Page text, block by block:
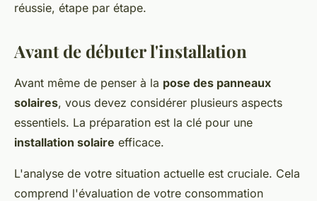
réussie, étape par étape.
Avant de débuter l'installation
Avant même de penser à la pose des panneaux
solaires, vous devez considérer plusieurs aspects
essentiels. La préparation est la clé pour une
installation solaire efficace.
L'analyse de votre situation actuelle est cruciale. Cela
comprend l'évaluation de votre consommation